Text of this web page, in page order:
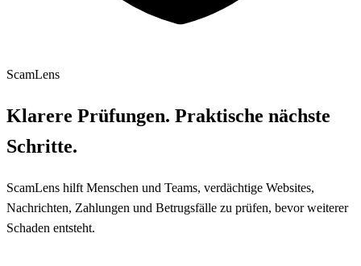
ScamLens
Klarere Prüfungen. Praktische nächste
Schritte.
ScamLens hilft Menschen und Teams, verdächtige Websites,
Nachrichten, Zahlungen und Betrugsfälle zu prüfen, bevor weiterer
Schaden entsteht.